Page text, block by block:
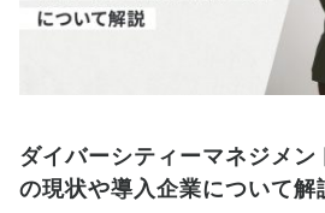
ダイバーシティーマネジメン
の現状や導入企業について解